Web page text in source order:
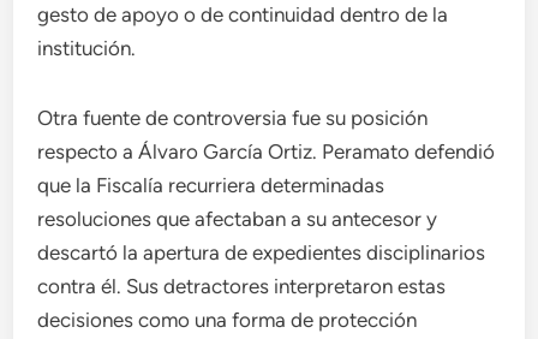
gesto de apoyo o de continuidad dentro de la
institución.
Otra fuente de controversia fue su posición
respecto a Álvaro García Ortiz. Peramato defendió
que la Fiscalía recurriera determinadas
resoluciones que afectaban a su antecesor y
descartó la apertura de expedientes disciplinarios
contra él. Sus detractores interpretaron estas
decisiones como una forma de protección